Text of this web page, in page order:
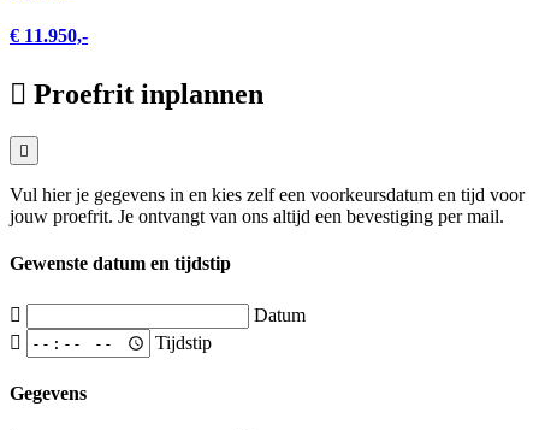
€ 11.950,-
Proefrit inplannen
Vul hier je gegevens in en kies zelf een voorkeursdatum en tijd voor
jouw proefrit. Je ontvangt van ons altijd een bevestiging per mail.
Gewenste datum en tijdstip
Datum
Tijdstip
Gegevens